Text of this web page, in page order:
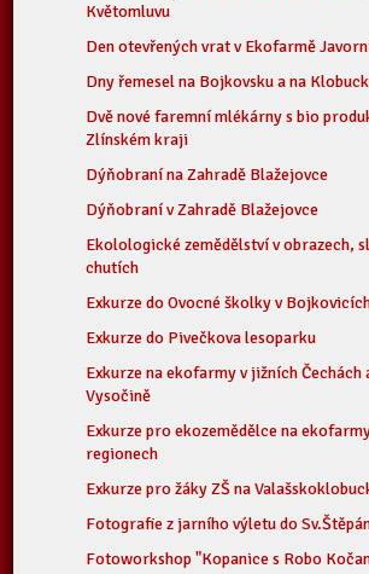
Květomluvu
Den otevřených vrat v Ekofarmě
Dny řemesel na Bojkovsku a na
Dvě nové faremní mlékárny s bio
Zlínském kraji
Dýňobraní na Zahradě Blažejovce
Dýňobraní v Zahradě Blažejovce
Ekolologické zemědělství v obrazech,
chutích
Exkurze do Ovocné školky v
Exkurze do Pivečkova lesoparku
Exkurze na ekofarmy v jižních Čechách
Vysočině
Exkurze pro ekozemědělce na
regionech
Exkurze pro žáky ZŠ na
Fotografie z jarního výletu do
Fotoworkshop "Kopanice s Robo